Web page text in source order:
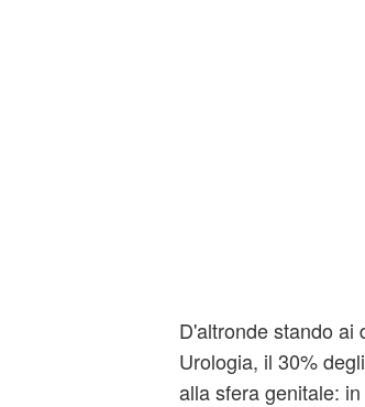
D'altronde stando ai
Urologia, il 30%
alla sfera genitale: